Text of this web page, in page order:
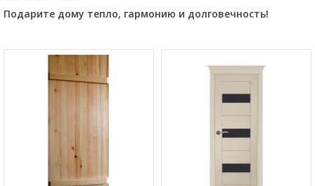
Подарите дому тепло, гармонию и долговечность!